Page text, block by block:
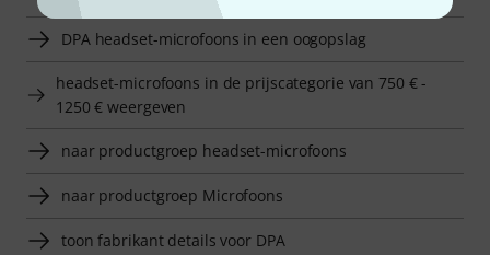
DPA headset-microfoons in een oogopslag
headset-microfoons in de prijscategorie van 750 € -
1250 € weergeven
naar productgroep headset-microfoons
naar productgroep Microfoons
toon fabrikant details voor DPA